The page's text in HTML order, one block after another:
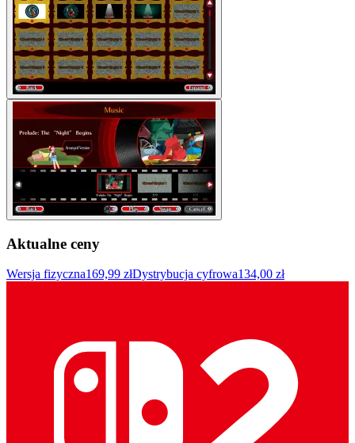
Aktualne ceny
Wersja fizyczna169,99 złDystrybucja cyfrowa134,00 zł